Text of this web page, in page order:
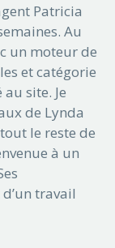
Patricia
Au
un moteur de
et catégorie
site. Je
de Lynda
le reste de
à un
travail